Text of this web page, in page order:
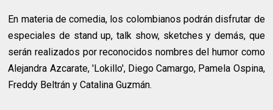
En materia de comedia, los colombianos podrán disfrutar de
especiales de stand up, talk show, sketches y demás, que
serán realizados por reconocidos nombres del humor como
Alejandra Azcarate, 'Lokillo', Diego Camargo, Pamela Ospina,
Freddy Beltrán y Catalina Guzmán.